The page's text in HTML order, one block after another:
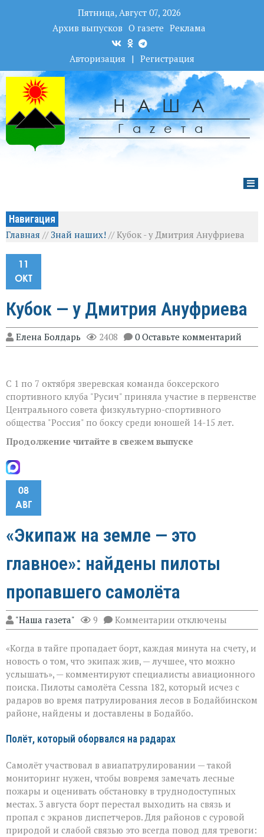
Пятница, Август 07, 2026
Архив выпусков О газете Реклама
Авторизация | Регистрация
НАША
Гаzета
Навигация
Главная // Знай наших! //Кубок - у Дмитрия Ануфриева
11
ОКТ
Кубок — у Дмитрия Ануфриева
Елена Болдарь 2408 0 Оставьте комментарий
С 1 по 7 октября зверевская команда боксерского
спортивного клуба "Русич" приняла участие в первенстве
Центрального совета физкультурно-спортивного
общества "Россия" по боксу среди юношей 14-15 лет.
Продолжение читайте в свежем выпуске
08
АВГ
«Экипаж на земле — это
главное»: найдены пилоты
пропавшего самолёта
"Наша газета" 9 Комментарии к
записи
на
земле — это
главное»:
найдены
пилоты
пропавшего
самолёта
отключены
«Когда в тайге пропадает борт, каждая минута на счету, и
новость о том, что экипаж жив, — лучшее, что можно
услышать», — комментируют специалисты авиационного
поиска. Пилоты самолёта Cessna 182, который исчез с
радаров во время патрулирования лесов в Бодайбинском
районе, найдены и доставлены в Бодайбо.
Полёт, который оборвался на радарах
Самолёт участвовал в авиапатрулировании — такой
мониторинг нужен, чтобы вовремя замечать лесные
пожары и оценивать обстановку в труднодоступных
местах. 3 августа борт перестал выходить на связь и
пропал с экранов диспетчеров. Для районов с суровой
природой и слабой связью это всегда повод для тревоги: